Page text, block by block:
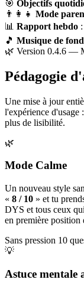
🎯 Objectifs
👨‍👩‍👧 Mode
📊 Rapport hebdo
🎵 Musique de fond
🌿 Version 0.4.6 —
Pédagogie
Une mise à jour
l'expérience d'usage
plus de lisibilité.
🌿
Mode Calme
Un nouveau style
« 8 / 10 » et tu
DYS et tous ceux
en première position
Sans pression 10
💡
Astuce mentale